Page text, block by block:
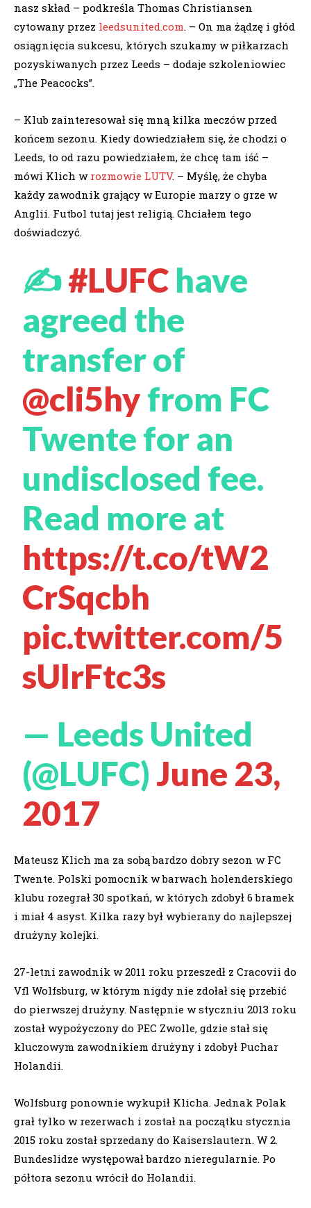
nasz skład – podkreśla Thomas Christiansen
cytowany przez leedsunited.com. – On ma żądzę i głód
osiągnięcia sukcesu, których szukamy w piłkarzach
pozyskiwanych przez Leeds – dodaje szkoleniowiec
„The Peacocks”.
– Klub zainteresował się mną kilka meczów przed
końcem sezonu. Kiedy dowiedziałem się, że chodzi o
Leeds, to od razu powiedziałem, że chcę tam iść –
mówi Klich w rozmowie LUTV. – Myślę, że chyba
każdy zawodnik grający w Europie marzy o grze w
Anglii. Futbol tutaj jest religią. Chciałem tego
doświadczyć.
✍️#LUFC have
agreed the
transfer of
@cli5hyfrom FC
Twente for an
undisclosed fee.
Read more at
https://t.co/tW2
CrSqcbh
pic.twitter.com/5
sUlrFtc3s
— Leeds United
(@LUFC) June 23,
2017
Mateusz Klich ma za sobą bardzo dobry sezon w FC
Twente. Polski pomocnik w barwach holenderskiego
klubu rozegrał 30 spotkań, w których zdobył 6 bramek
i miał 4 asyst. Kilka razy był wybierany do najlepszej
drużyny kolejki.
27-letni zawodnik w 2011 roku przeszedł z Cracovii do
Vfl Wolfsburg, w którym nigdy nie zdołał się przebić
do pierwszej drużyny. Następnie w styczniu 2013 roku
został wypożyczony do PEC Zwolle, gdzie stał się
kluczowym zawodnikiem drużyny i zdobył Puchar
Holandii.
Wolfsburg ponownie wykupił Klicha. Jednak Polak
grał tylko w rezerwach i został na początku stycznia
2015 roku został sprzedany do Kaiserslautern. W 2.
Bundeslidze występował bardzo nieregularnie. Po
półtora sezonu wrócił do Holandii.